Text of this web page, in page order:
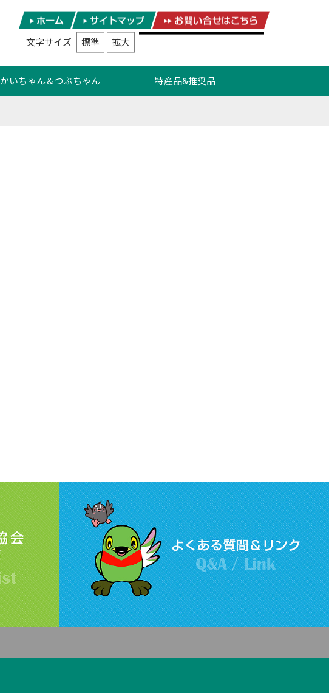
文字サイズ 標準 拡大
かいちゃん＆つぶちゃん 特産品&推奨品